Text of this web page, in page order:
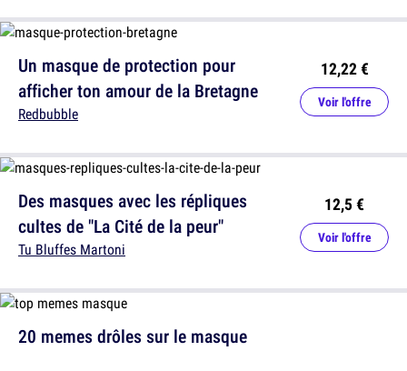
Un masque de protection pour
afficher ton amour de la Bretagne
Redbubble
12,22 €
Voir l'offre
20 memes drôles sur le masque
Des masques avec les répliques
cultes de "La Cité de la peur"
Tu Bluffes Martoni
12,5 €
Voir l'offre